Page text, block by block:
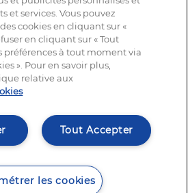
SUIVRE
tout droit réservé | 2025
légales
cookies
et services. Vous pouvez
cookies en cliquant sur «
en cliquant sur « Tout
préférences à tout moment via
». Pour en savoir plus,
relative aux
Tout Accepter
les cookies